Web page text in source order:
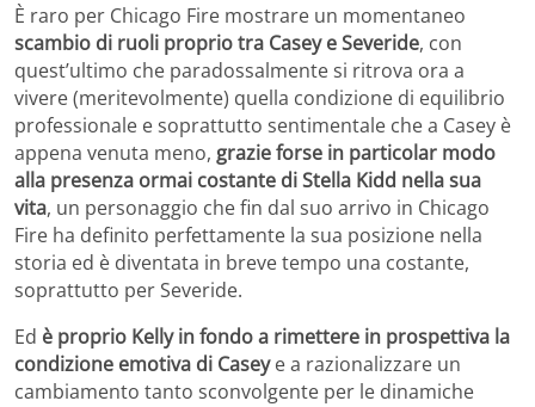
È raro per Chicago Fire mostrare un momentaneo
scambio di ruoli proprio tra Casey e Severide, con
quest’ultimo che paradossalmente si ritrova ora a
vivere (meritevolmente) quella condizione di equilibrio
professionale e soprattutto sentimentale che a Casey è
appena venuta meno, grazie forse in particolar modo
alla presenza ormai costante di Stella Kidd nella sua
vita, un personaggio che fin dal suo arrivo in Chicago
Fire ha definito perfettamente la sua posizione nella
storia ed è diventata in breve tempo una costante,
soprattutto per Severide.
Ed è proprio Kelly in fondo a rimettere in prospettiva la
condizione emotiva di Caseye a razionalizzare un
cambiamento tanto sconvolgente per le dinamiche